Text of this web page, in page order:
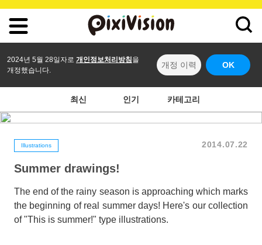
2024년 5월 28일자로 개인정보처리방침 을
개정했습니다.
개정 이력 OK
최신 인기 카테고리
Illustrations 2014.07.22
Summer drawings!
The end of the rainy season is approaching which marks
the beginning of real summer days! Here's our collection
of "This is summer!" type illustrations.